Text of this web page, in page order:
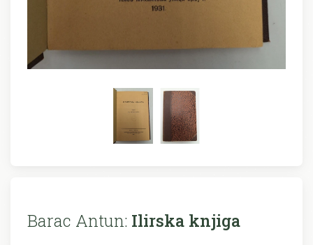
Barac Antun: Ilirska knjiga